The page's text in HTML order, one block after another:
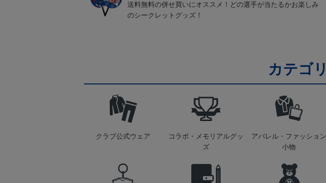
送料無料の併せ買いにオススメ！どの選手が当たるかお楽しみ
のシークレットグッズ！
カテゴ
クラブ公式ウェア
コラボ・メモリアルグッ
ズ
アパレル・ファッション
小物